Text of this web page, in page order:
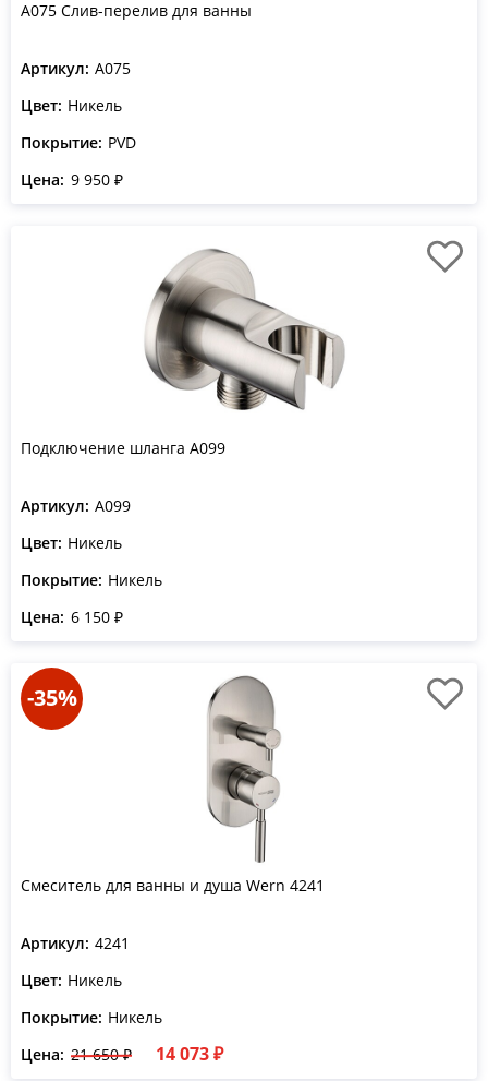
A075 Слив-перелив для ванны
Артикул: A075
Цвет: Никель
Покрытие: PVD
Цена: 9 950 ₽
Подключение шланга A099
Артикул: A099
Цвет: Никель
Покрытие: Никель
Цена: 6 150 ₽
-35%
Смеситель для ванны и душа Wern 4241
Артикул: 4241
Цвет: Никель
Покрытие: Никель
Цена: 21 650 ₽ 14 073 ₽